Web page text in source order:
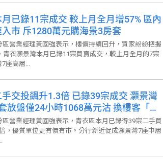
已錄11宗成交 較上月全月增57% 區內
市 斥1280萬元購海景3房套
營業經理黃國強表示，樓價持續回升，買家紛紛把握
衣灝景灣本月已錄11宗買賣成交，較上月全月的7宗
座高層...
投飊升1.3倍 已錄39宗成交 灝景灣
放盤僅24小時1068萬元沽 換樓客「先
本
營業經理黃國強表示，青衣區本月已錄得39宗二手買
，優質單位更有價有市。分行新近促成灝景灣7座中層